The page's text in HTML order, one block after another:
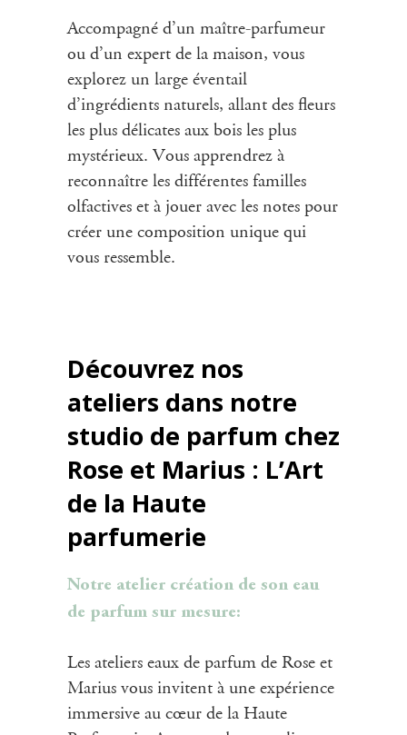
Accompagné d’un maître-parfumeur
ou d’un expert de la maison, vous
explorez un large éventail
d’ingrédients naturels, allant des fleurs
les plus délicates aux bois les plus
mystérieux. Vous apprendrez à
reconnaître les différentes familles
olfactives et à jouer avec les notes pour
créer une composition unique qui
vous ressemble.
Découvrez nos
ateliers dans notre
studio de parfum chez
Rose et Marius : L’Art
de la Haute
parfumerie
Notre atelier création de son eau
de parfum sur mesure:
Les ateliers eaux de parfum de Rose et
Marius vous invitent à une expérience
immersive au cœur de la Haute